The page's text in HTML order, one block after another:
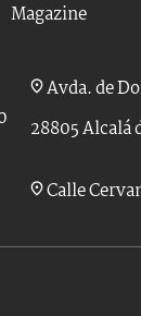
Magazine
Avda. de
28805 Alcalá
Calle